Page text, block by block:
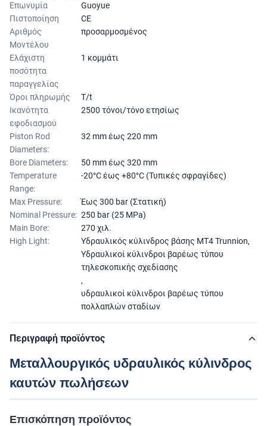
Επωνυμία
Guoyue
Πιστοποίηση
CE
Αριθμός
Μοντέλου
προσαρμοσμένος
Ελάχιστη
ποσότητα
παραγγελίας
1 κομμάτι
Όροι πληρωμής
T/t
Ικανότητα
εφοδιασμού
2500 τόνοι/τόνο ετησίως
Piston Rod
Diameters:
32 mm έως 220 mm
Bore Diameters:
50 mm έως 320 mm
Temperature
Range:
-20°C έως +80°C (Τυπικές σφραγίδες)
Max Pressure:
Έως 300 bar (Στατική)
Nominal Pressure: 250 bar (25 MPa)
Main Bore:
270 χιλ.
High Light:
Υδραυλικός κύλινδρος βάσης MT4 Trunnion,
Υδραυλικοί κύλινδροι βαρέως τύπου
τηλεσκοπικής σχεδίασης
,
υδραυλικοί κύλινδροι βαρέως τύπου
πολλαπλών σταδίων
Περιγραφή προϊόντος
Μεταλλουργικός υδραυλικός κύλινδρος
καυτών πωλήσεων
Επισκόπηση προϊόντος